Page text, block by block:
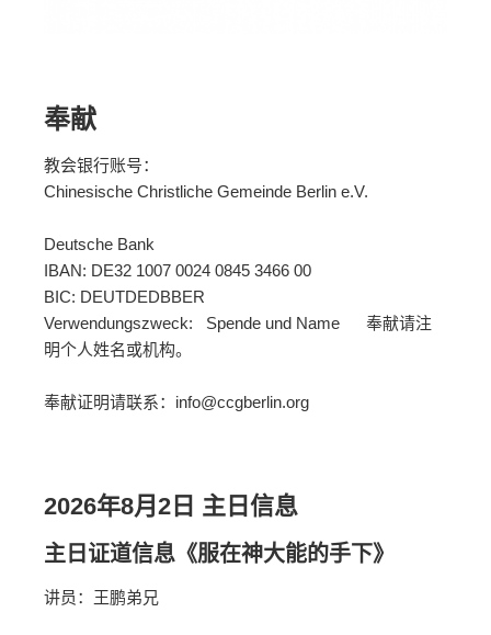
奉献
教会银行账号：
Chinesische Christliche Gemeinde Berlin e.V.
Deutsche Bank
IBAN: DE32 1007 0024 0845 3466 00
BIC: DEUTDEDBBER
Verwendungszweck: Spende und Name 奉献请注
明个人姓名或机构。
奉献证明请联系：info@ccgberlin.org
2026年8月2日 主日信息
主日证道信息《服在神大能的手下》
讲员：王鹏弟兄